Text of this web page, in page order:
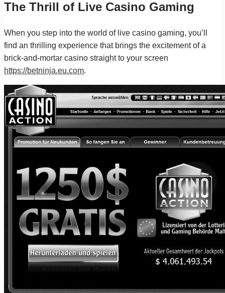
The Thrill of Live Casino Gaming
When you step into the world of live casino gaming, you’ll
find an thrilling experience that brings the excitement of a
brick-and-mortar casino straight to your screen
https://betninja.eu.com.